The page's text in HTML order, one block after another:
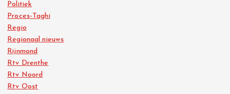
Politiek
Proces-Taghi
Regio
Regionaal nieuws
Rijnmond
Rtv Drenthe
Rtv Noord
Rtv Oost